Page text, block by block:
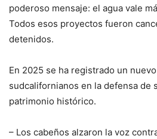
poderoso mensaje: el agua vale
Todos esos proyectos fueron
detenidos.
En 2025 se ha registrado un
sudcalifornianos en la defensa de
patrimonio histórico.
– Los cabeños alzaron la voz